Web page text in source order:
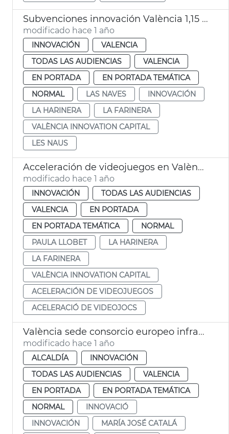
Subvenciones innovación València 1,15 millones
modificado hace 1 año
INNOVACIÓN
VALENCIA
TODAS LAS AUDIENCIAS
VALENCIA
EN PORTADA
EN PORTADA TEMÁTICA
NORMAL
LAS NAVES
INNOVACIÓN
LA HARINERA
LA FARINERA
VALÈNCIA INNOVATION CAPITAL
LES NAUS
Acceleración de videojuegos en València
modificado hace 1 año
INNOVACIÓN
TODAS LAS AUDIENCIAS
VALENCIA
EN PORTADA
EN PORTADA TEMÁTICA
NORMAL
PAULA LLOBET
LA HARINERA
LA FARINERA
VALÈNCIA INNOVATION CAPITAL
ACELERACIÓN DE VIDEOJUEGOS
ACELERACIÓ DE VIDEOJOCS
València sede consorcio europeo infraestructuras digitales
modificado hace 1 año
ALCALDÍA
INNOVACIÓN
TODAS LAS AUDIENCIAS
VALENCIA
EN PORTADA
EN PORTADA TEMÁTICA
NORMAL
INNOVACIÓ
INNOVACIÓN
MARÍA JOSÉ CATALÁ